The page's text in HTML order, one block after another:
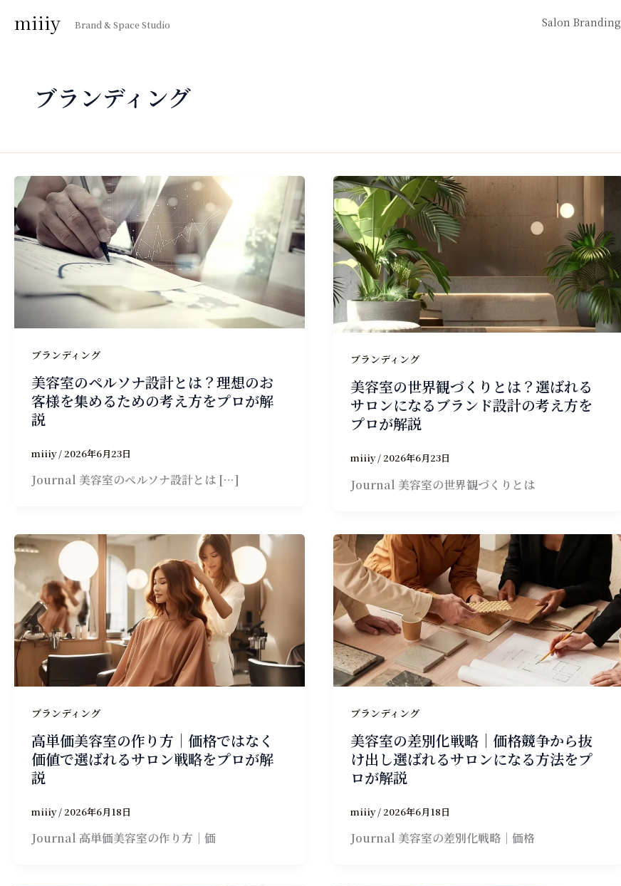
miiiy Brand & Space Studio Salon Branding
ブランディング
ブランディング
美容室のペルソナ設計とは？理想のお
客様を集めるための考え方をプロが解
説
miiiy/ 2026年6月23日
Journal 美容室のペルソナ設計とは […]
ブランディング
美容室の世界観づくりとは？選ばれる
サロンになるブランド設計の考え方を
プロが解説
miiiy/ 2026年6月23日
Journal 美容室の世界観づくりとは
ブランディング
高単価美容室の作り方｜価格ではなく
価値で選ばれるサロン戦略をプロが解
説
miiiy/ 2026年6月18日
Journal 高単価美容室の作り方｜価
ブランディング
美容室の差別化戦略｜価格競争から抜
け出し選ばれるサロンになる方法をプ
ロが解説
miiiy/ 2026年6月18日
Journal 美容室の差別化戦略｜価格